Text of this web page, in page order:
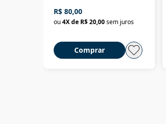
R$ 80,00
ou4X de R$ 20,00sem juros
Comprar